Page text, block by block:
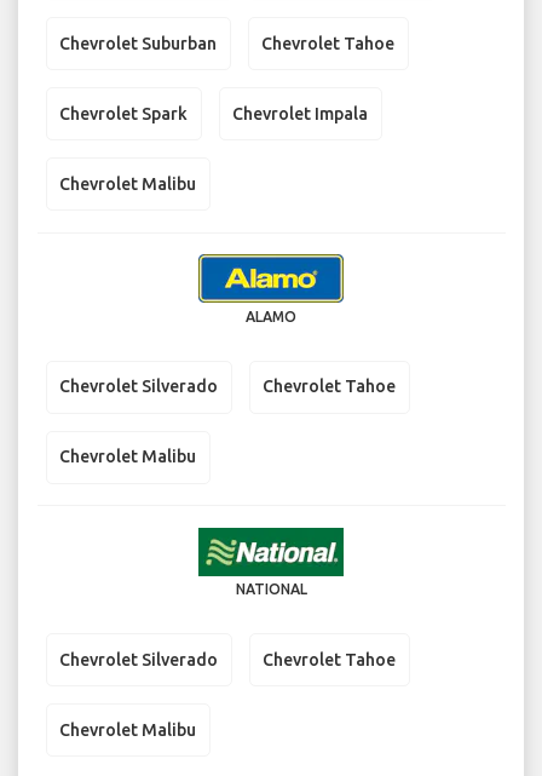
Chevrolet Suburban Chevrolet Tahoe
Chevrolet Spark Chevrolet Impala
Chevrolet Malibu
ALAMO
Chevrolet Silverado Chevrolet Tahoe
Chevrolet Malibu
NATIONAL
Chevrolet Silverado Chevrolet Tahoe
Chevrolet Malibu